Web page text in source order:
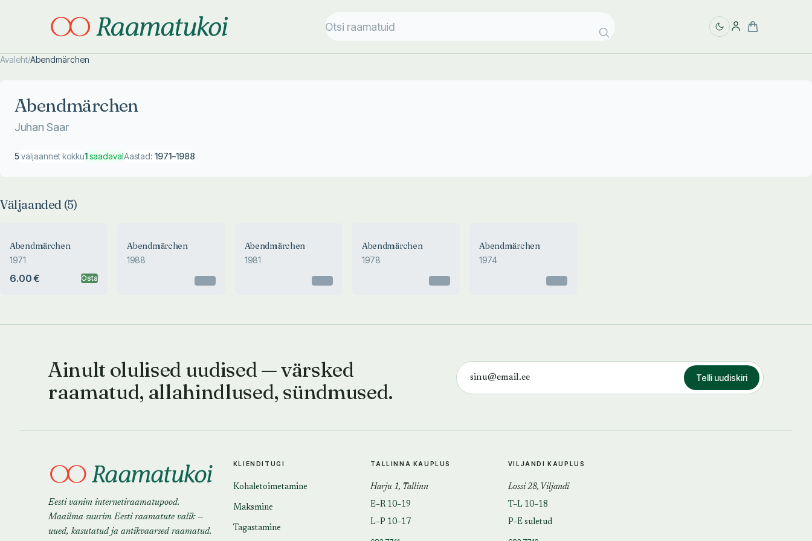
Avaleht/Abendmärchen
Abendmärchen
Juhan Saar
5väljaannet kokku1saadavalAastad: 1971–1988
Väljaanded (5)
Abendmärchen
1971
6.00 € Osta
Abendmärchen
1988
Abendmärchen
1981
Abendmärchen
1978
Abendmärchen
1974
Ainult olulised uudised — värsked
raamatud, allahindlused, sündmused.
Telli uudiskiri
Eesti vanim internetiraamatupood.
Maailma suurim Eesti raamatute valik —
uued, kasutatud ja antikvaarsed raamatud.
KLIENDITUGI
Kohaletoimetamine
Maksmine
Tagastamine
TALLINNA KAUPLUS
Harju 1, Tallinn
E–R 10–19
L–P 10–17
VILJANDI KAUPLUS
Lossi 28, Viljandi
T–L 10–18
P–E suletud